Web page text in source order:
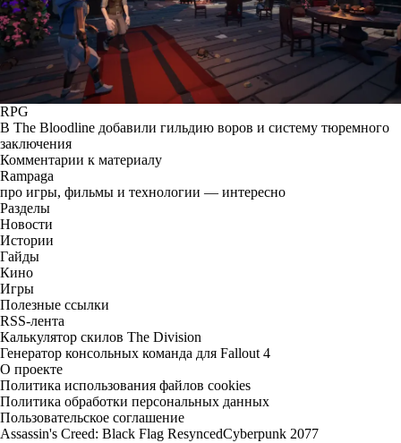
RPG
В The Bloodline добавили гильдию воров и систему тюремного
заключения
Комментарии к материалу
Rampaga
про игры, фильмы и технологии — интересно
Разделы
Новости
Истории
Гайды
Кино
Игры
Полезные ссылки
RSS-лента
Калькулятор скилов The Division
Генератор консольных команда для Fallout 4
О проекте
Политика использования файлов cookies
Политика обработки персональных данных
Пользовательское соглашение
Assassin's Creed: Black Flag ResyncedCyberpunk 2077